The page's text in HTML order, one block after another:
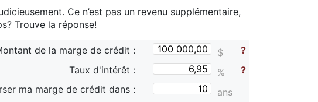
Ce n’est pas un revenu supplémentaire,
Trouve la réponse!
de la marge de crédit : $
?
Taux d'intérêt :
%
?
ma marge de crédit dans :
ans